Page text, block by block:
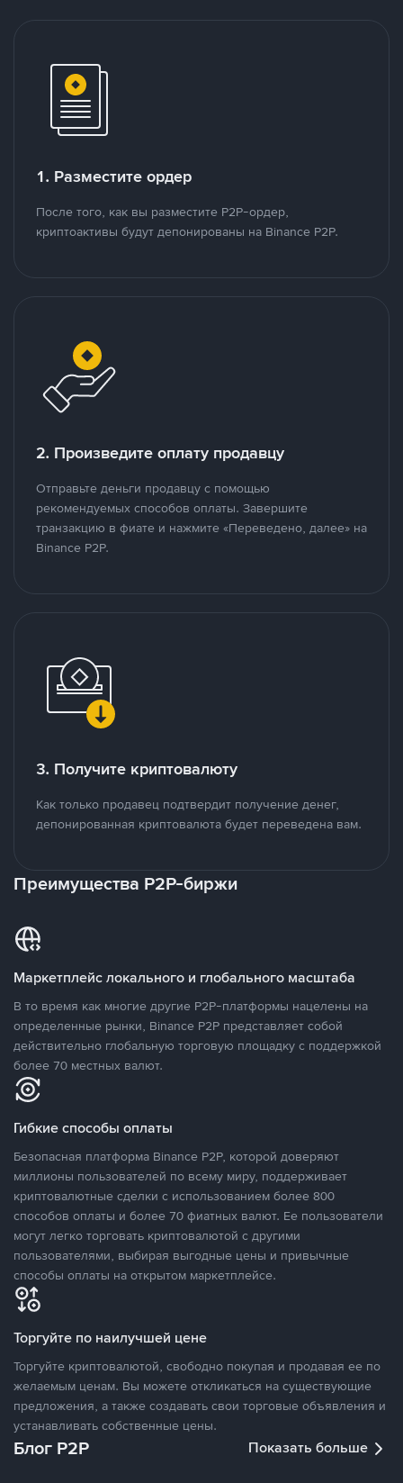
1. Разместите ордер
После того, как вы разместите P2P-ордер,
криптоактивы будут депонированы на Binance P2P.
2. Произведите оплату продавцу
Отправьте деньги продавцу с помощью
рекомендуемых способов оплаты. Завершите
транзакцию в фиате и нажмите «Переведено, далее» на
Binance P2P.
3. Получите криптовалюту
Как только продавец подтвердит получение денег,
депонированная криптовалюта будет переведена вам.
Преимущества P2P-биржи
Маркетплейс локального и глобального масштаба
В то время как многие другие P2P-платформы нацелены на
определенные рынки, Binance P2P представляет собой
действительно глобальную торговую площадку с поддержкой
более 70 местных валют.
Гибкие способы оплаты
Безопасная платформа Binance P2P, которой доверяют
миллионы пользователей по всему миру, поддерживает
криптовалютные сделки с использованием более 800
способов оплаты и более 70 фиатных валют. Ее пользователи
могут легко торговать криптовалютой с другими
пользователями, выбирая выгодные цены и привычные
способы оплаты на открытом маркетплейсе.
Торгуйте по наилучшей цене
Торгуйте криптовалютой, свободно покупая и продавая ее по
желаемым ценам. Вы можете откликаться на существующие
предложения, а также создавать свои торговые объявления и
устанавливать собственные цены.
Блог P2P Показать больше